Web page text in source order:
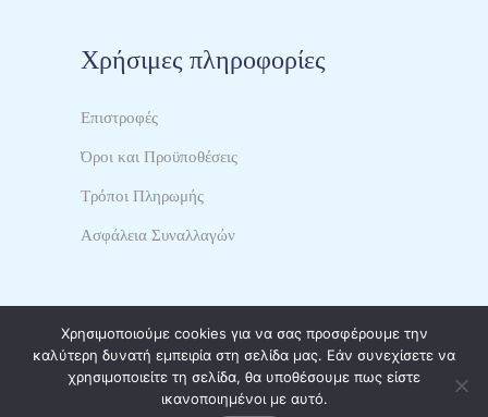
Χρήσιμες πληροφορίες
Επιστροφές
Όροι και Προϋποθέσεις
Τρόποι Πληρωμής
Ασφάλεια Συναλλαγών
© Copyright TrendyBear
Χρησιμοποιούμε cookies για να σας προσφέρουμε την
καλύτερη δυνατή εμπειρία στη σελίδα μας. Εάν συνεχίσετε να
χρησιμοποιείτε τη σελίδα, θα υποθέσουμε πως είστε
ικανοποιημένοι με αυτό.